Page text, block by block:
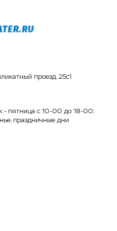
проезд, 25с1
- пятница с 10-00 до 18-00;
праздничные дни